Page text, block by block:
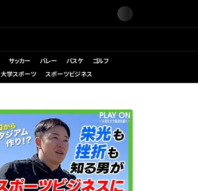
サッカー バレー バスケ
ゴルフ
大学スポーツ スポーツビジネス